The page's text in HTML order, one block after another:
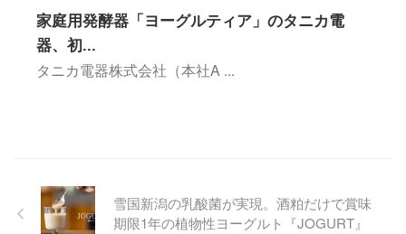
家庭用発酵器「ヨーグルティア」のタニカ電
器、初...
タニカ電器株式会社（本社A ...
雪国新潟の乳酸菌が実現。酒粕だけで賞味
期限1年の植物性ヨーグルト『JOGURT』